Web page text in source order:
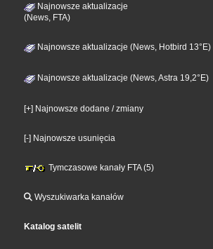
Najnowsze aktualizacje
(News, FTA)
Najnowsze aktualizacje (News, Hotbird 13°E)
Najnowsze aktualizacje (News, Astra 19,2°E)
[+] Najnowsze dodane / zmiany
[-] Najnowsze usunięcia
Tymczasowe kanały FTA (5)
Wyszukiwarka kanałów
Katalog satelit